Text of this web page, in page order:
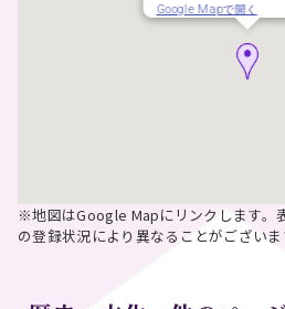
Google Mapで開く
※地図はGoogle Mapにリンクします。
の登録状況により異なることがございま